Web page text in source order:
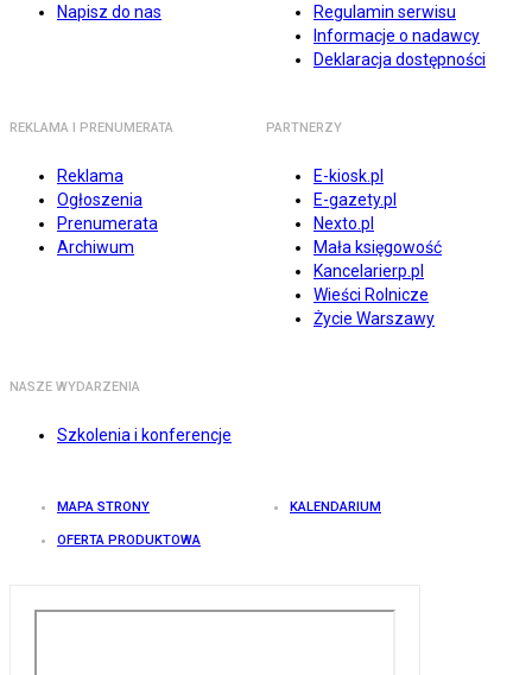
Napisz do nas
Regulamin serwisu
Informacje o nadawcy
Deklaracja dostępności
REKLAMA I PRENUMERATA
Reklama
Ogłoszenia
Prenumerata
Archiwum
PARTNERZY
E-kiosk.pl
E-gazety.pl
Nexto.pl
Mała księgowość
Kancelarierp.pl
Wieści Rolnicze
Życie Warszawy
NASZE WYDARZENIA
Szkolenia i konferencje
MAPA STRONY KALENDARIUM
OFERTA PRODUKTOWA